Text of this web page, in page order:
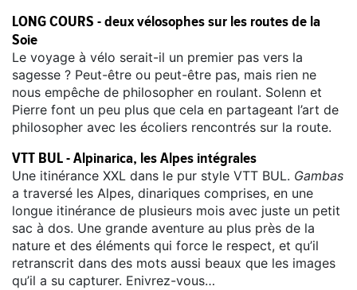
LONG COURS - deux vélosophes sur les routes de la
Soie
Le voyage à vélo serait-il un premier pas vers la
sagesse ? Peut-être ou peut-être pas, mais rien ne
nous empêche de philosopher en roulant. Solenn et
Pierre font un peu plus que cela en partageant l’art de
philosopher avec les écoliers rencontrés sur la route.
VTT BUL - Alpinarica, les Alpes intégrales
Une itinérance XXL dans le pur style VTT BUL. Gambas
a traversé les Alpes, dinariques comprises, en une
longue itinérance de plusieurs mois avec juste un petit
sac à dos. Une grande aventure au plus près de la
nature et des éléments qui force le respect, et qu’il
retranscrit dans des mots aussi beaux que les images
qu’il a su capturer. Enivrez-vous…